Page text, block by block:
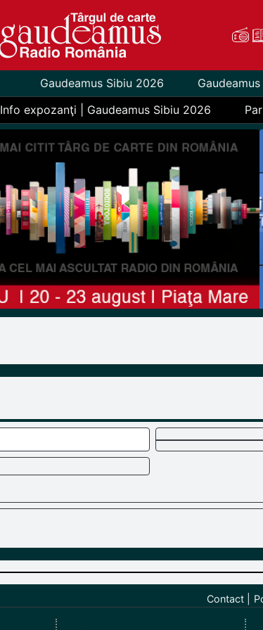
Gaudeamus Sibiu 2026
Info expozanţi | Gaudeamus Sibiu 2026
Contact